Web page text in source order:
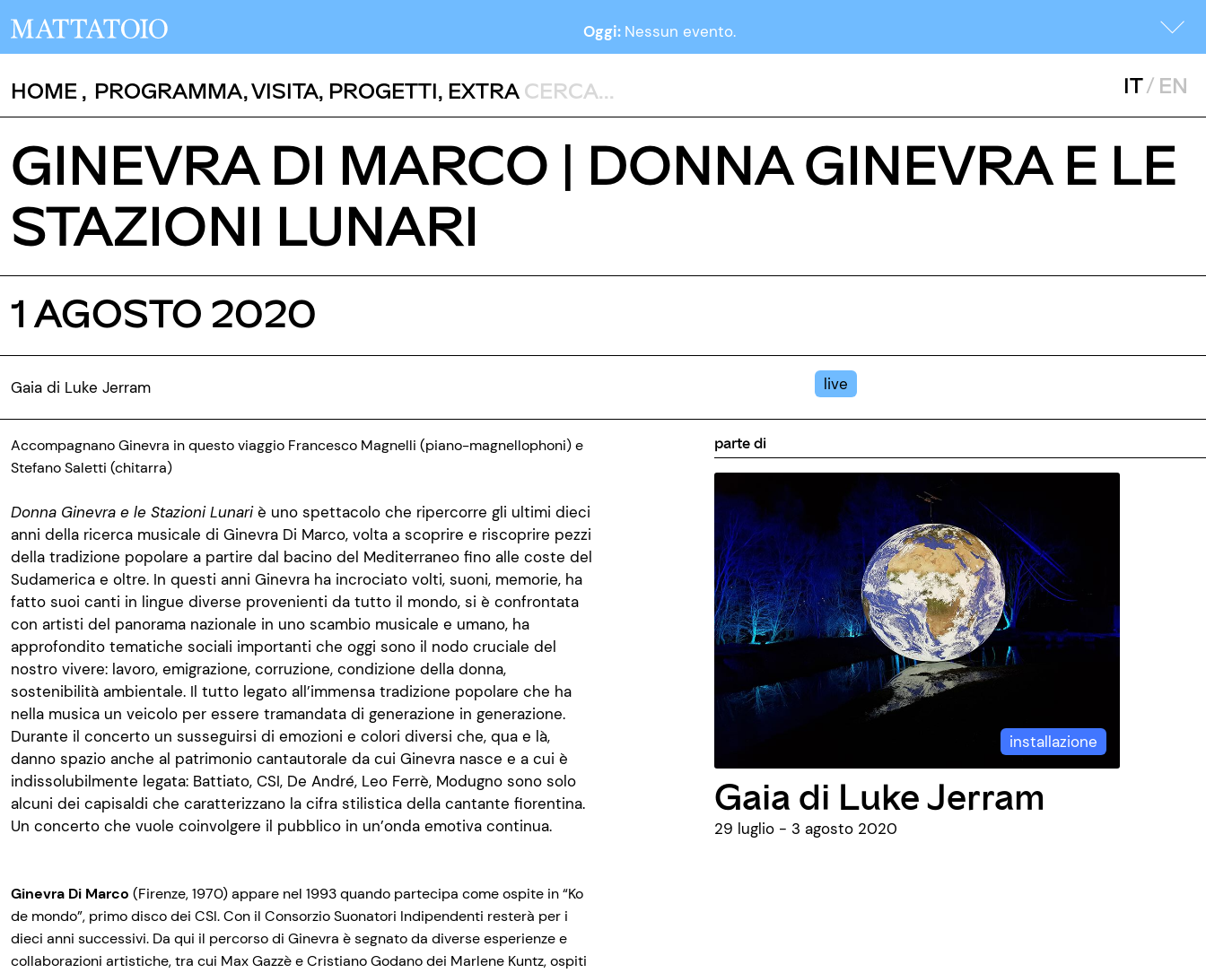
Oggi: Nessun evento.
HOME , PROGRAMMA,VISITA, PROGETTI, EXTRA IT/ EN
GINEVRA DI MARCO | DONNA GINEVRA E LE
STAZIONI LUNARI
1 AGOSTO 2020
Gaia di Luke Jerram live
Accompagnano Ginevra in questo viaggio Francesco Magnelli (piano­-magnellophoni) e
Stefano Saletti (chitarra)
Donna Ginevra e le Stazioni Lunariè uno spettacolo che ripercorre gli ultimi dieci
anni della ricerca musicale di Ginevra Di Marco, volta a scoprire e riscoprire pezzi
della tradizione popolare a partire dal bacino del Mediterraneo fino alle coste del
Sudamerica e oltre. In questi anni Ginevra ha incrociato volti, suoni, memorie, ha
fatto suoi canti in lingue diverse provenienti da tutto il mondo, si è confrontata
con artisti del panorama nazionale in uno scambio musicale e umano, ha
approfondito tematiche sociali importanti che oggi sono il nodo cruciale del
nostro vivere: lavoro, emigrazione, corruzione, condizione della donna,
sostenibilità ambientale. Il tutto legato all’immensa tradizione popolare che ha
nella musica un veicolo per essere tramandata di generazione in generazione.
Durante il concerto un susseguirsi di emozioni e colori diversi che, qua e là,
danno spazio anche al patrimonio cantautorale da cui Ginevra nasce e a cui è
indissolubilmente legata: Battiato, CSI, De André, Leo Ferrè, Modugno sono solo
alcuni dei capisaldi che caratterizzano la cifra stilistica della cantante fiorentina.
Un concerto che vuole coinvolgere il pubblico in un’onda emotiva continua.
Ginevra Di Marco (Firenze, 1970) appare nel 1993 quando partecipa come ospite in “Ko
de mondo”, primo disco dei CSI. Con il Consorzio Suonatori Indipendenti resterà per i
dieci anni successivi. Da qui il percorso di Ginevra è segnato da diverse esperienze e
collaborazioni artistiche, tra cui Max Gazzè e Cristiano Godano dei Marlene Kuntz, ospiti
parte di
installazione
Gaia di Luke Jerram
29 luglio - 3 agosto 2020